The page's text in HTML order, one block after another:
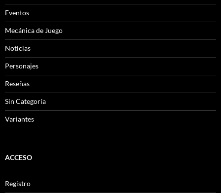
Eventos
Mecánica de Juego
Noticias
Personajes
Reseñas
Sin Categoría
Variantes
ACCESO
Registro